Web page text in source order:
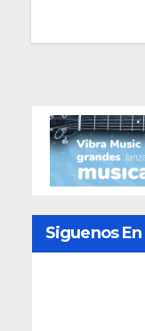
Siguenos